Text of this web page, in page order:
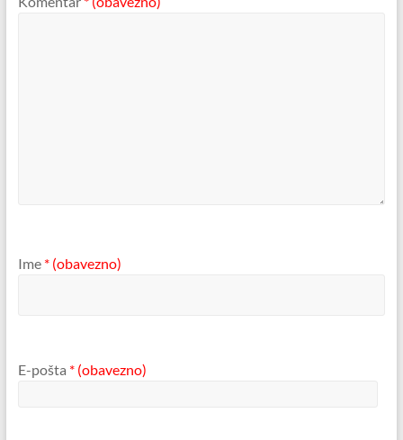
Ime * (obavezno)
E-pošta * (obavezno)